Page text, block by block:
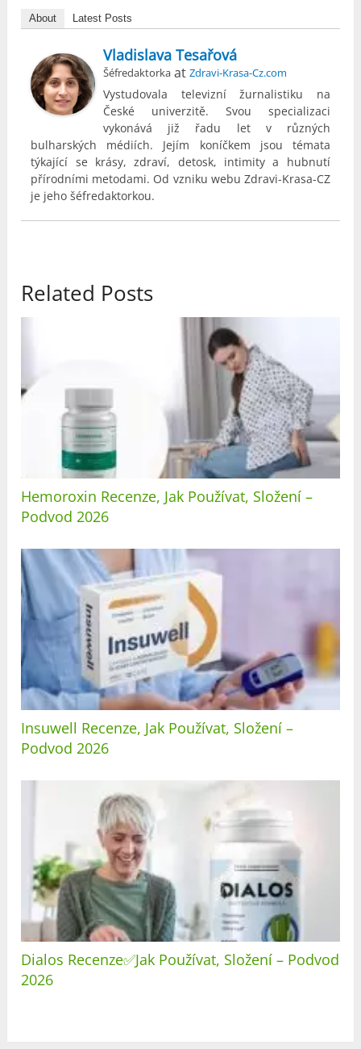
About Latest Posts
Vladislava Tesařová
Šéfredaktorka atZdravi-Krasa-Cz.com
Vystudovala televizní žurnalistiku na
České univerzitě. Svou specializaci
vykonává již řadu let v různých
bulharských médiích. Jejím koníčkem jsou témata
týkající se krásy, zdraví, detosk, intimity a hubnutí
přírodními metodami. Od vzniku webu Zdravi-Krasa-CZ
je jeho šéfredaktorkou.
Related Posts
Hemoroxin Recenze, Jak Používat, Složení –
Podvod 2026
Insuwell Recenze, Jak Používat, Složení –
Podvod 2026
Dialos Recenze✅Jak Používat, Složení – Podvod
2026